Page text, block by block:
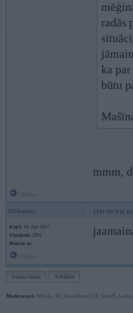
radās
ka
būtu
mmm,
N53series 01. Feb 2018,
Kopš: 10. Apr 2017
Ziņojumi: 2891
Braucu ar:
Jauna tēma Atbildēt
Moderatori: 968-jk AV AiwaShuraLLP, GirtzB Lafter